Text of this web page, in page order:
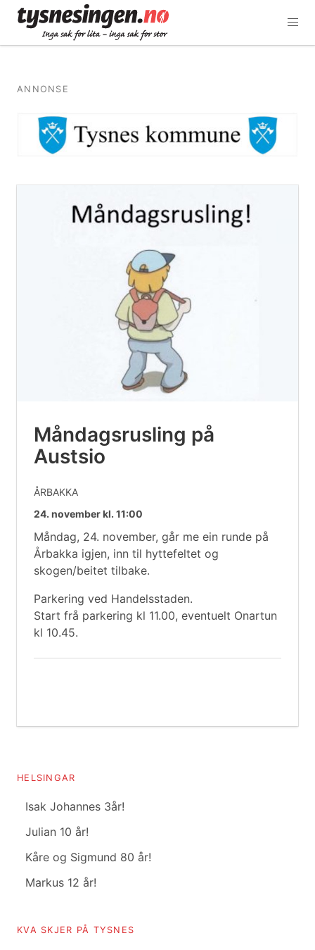
ANNONSE
Måndagsrusling på
Austsio
ÅRBAKKA
24. november kl. 11:00
Måndag, 24. november, går me ein runde på
Årbakka igjen, inn til hyttefeltet og
skogen/beitet tilbake.
Parkering ved Handelsstaden.
Start frå parkering kl 11.00, eventuelt Onartun
kl 10.45.
HELSINGAR
Isak Johannes 3år!
Julian 10 år!
Kåre og Sigmund 80 år!
Markus 12 år!
KVA SKJER PÅ TYSNES